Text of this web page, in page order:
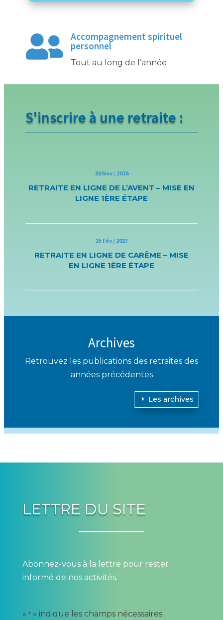
 Accompagnement spirituel
personnel
Tout au long de l’année
S'inscrire à une retraite :
30 Nov / 2026
RETRAITE EN LIGNE DE L’AVENT – MISE EN
LIGNE 1ÈRE ÉTAPE
15 Fév / 2027
RETRAITE EN LIGNE DE CARÊME – MISE
EN LIGNE 1ÈRE ÉTAPE
Archives
Retrouvez les publications des retraites des
années précédentes
Les archives
LETTRE DU SITE
Abonnez-vous à la lettre pour rester
informé de nos activités.
« *» indique les champs nécessaires